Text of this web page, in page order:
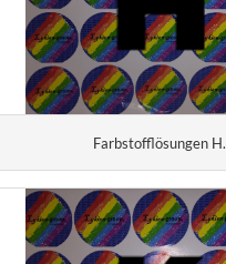
Farbstofflösungen H.